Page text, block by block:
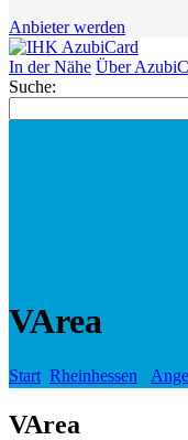
Anbieter werden
In der Nähe Über
Suche:
VArea
Start Rheinhessen
VArea